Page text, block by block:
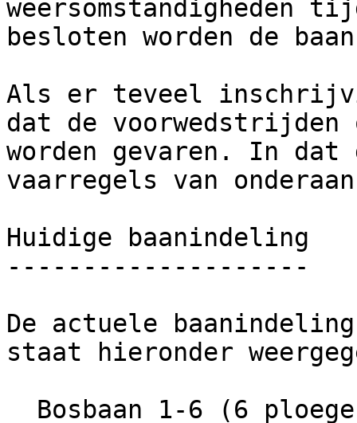
weersomstandigheden
besloten worden de
Als er teveel
dat de
worden gevaren. In
vaarregels van
Huidige baanindeling
--------------------
De actuele
staat hieronder